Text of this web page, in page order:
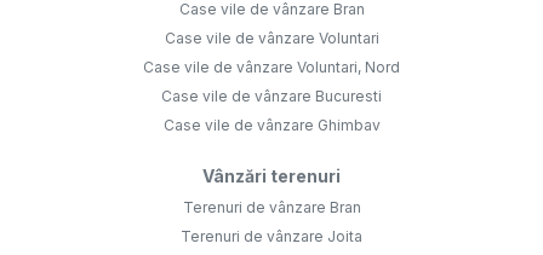
Case vile de vânzare Bran
Case vile de vânzare Voluntari
Case vile de vânzare Voluntari, Nord
Case vile de vânzare Bucuresti
Case vile de vânzare Ghimbav
Vânzări terenuri
Terenuri de vânzare Bran
Terenuri de vânzare Joita